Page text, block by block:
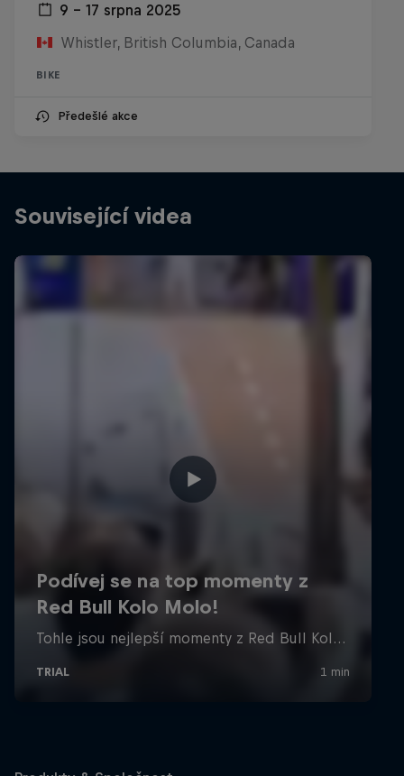
9 – 17 srpna 2025
Whistler, British Columbia, Canada
BIKE
Předešlé akce
Související videa